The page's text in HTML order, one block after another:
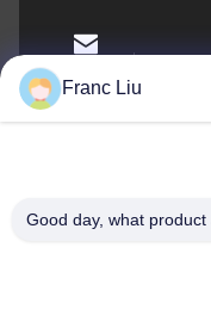
Электронная
0086-
Franc Liu
Good day, what